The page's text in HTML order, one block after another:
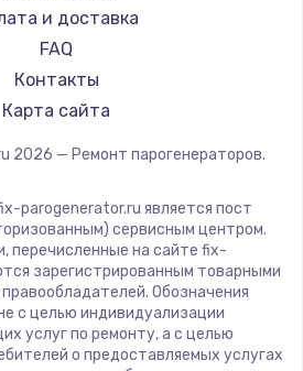
RED solution
и доставка
FAQ
Контакты
Карта сайта
2026 — Ремонт парогенераторов.
parogenerator.ru является пост
сервисным центром.
перечисленные на сайте fix-
зарегистрированным товарными
Обозначения
с целью индивидуализации
услуг по ремонту, а с целью
о предоставляемых услугах